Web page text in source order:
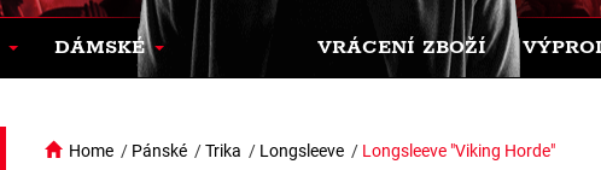
DÁMSKÉ VRÁCENÍ ZBOŽÍ
Home / Pánské /Trika / Longsleeve / Longsleeve "Viking Horde"